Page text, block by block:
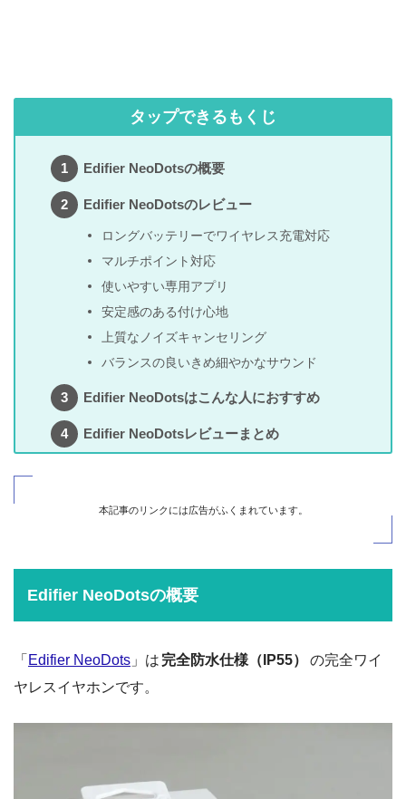
タップできるもくじ
Edifier NeoDotsの概要
Edifier NeoDotsのレビュー
ロングバッテリーでワイヤレス充電対応
マルチポイント対応
使いやすい専用アプリ
安定感のある付け心地
上質なノイズキャンセリング
バランスの良いきめ細やかなサウンド
Edifier NeoDotsはこんな人におすすめ
Edifier NeoDotsレビューまとめ
本記事のリンクには広告がふくまれています。
Edifier NeoDotsの概要
「 Edifier NeoDots 」は 完全防水仕様（IP55）
の完全ワイ
ヤレスイヤホンです。